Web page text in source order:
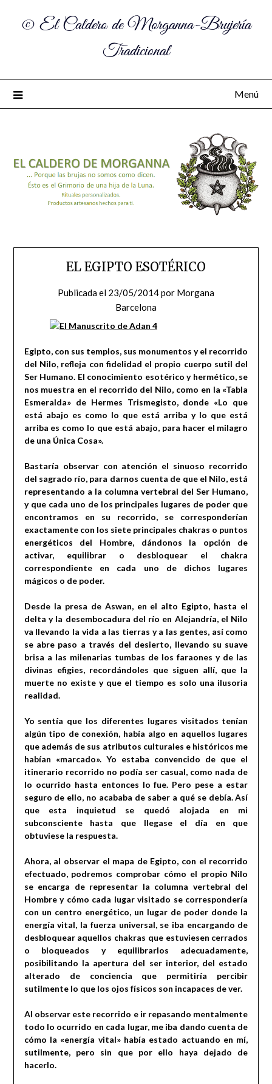
© El Caldero de Morganna-Brujería
Tradicional
Menú
EL EGIPTO ESOTÉRICO
Publicada el 23/05/2014por Morgana
Barcelona
Egipto, con sus templos, sus monumentos y el recorrido
del Nilo, refleja con fidelidad el propio cuerpo sutil del
Ser Humano. El conocimiento esotérico y hermético, se
nos muestra en el recorrido del Nilo, como en la «Tabla
Esmeralda» de Hermes Trismegisto, donde «Lo que
está abajo es como lo que está arriba y lo que está
arriba es como lo que está abajo, para hacer el milagro
de una Única Cosa».
Bastaría observar con atención el sinuoso recorrido
del sagrado río, para darnos cuenta de que el Nilo, está
representando a la columna vertebral del Ser Humano,
y que cada uno de los principales lugares de poder que
encontramos en su recorrido, se corresponderían
exactamente con los siete principales chakras o puntos
energéticos del Hombre, dándonos la opción de
activar, equilibrar o desbloquear el chakra
correspondiente en cada uno de dichos lugares
mágicos o de poder.
Desde la presa de Aswan, en el alto Egipto, hasta el
delta y la desembocadura del río en Alejandría, el Nilo
va llevando la vida a las tierras y a las gentes, así como
se abre paso a través del desierto, llevando su suave
brisa a las milenarias tumbas de los faraones y de las
divinas efigies, recordándoles que siguen allí, que la
muerte no existe y que el tiempo es solo una ilusoria
realidad.
Yo sentía que los diferentes lugares visitados tenían
algún tipo de conexión, había algo en aquellos lugares
que además de sus atributos culturales e históricos me
habían «marcado». Yo estaba convencido de que el
itinerario recorrido no podía ser casual, como nada de
lo ocurrido hasta entonces lo fue. Pero pese a estar
seguro de ello, no acababa de saber a qué se debía. Así
que esta inquietud se quedó alojada en mi
subconsciente hasta que llegase el día en que
obtuviese la respuesta.
Ahora, al observar el mapa de Egipto, con el recorrido
efectuado, podremos comprobar cómo el propio Nilo
se encarga de representar la columna vertebral del
Hombre y cómo cada lugar visitado se correspondería
con un centro energético, un lugar de poder donde la
energía vital, la fuerza universal, se iba encargando de
desbloquear aquellos chakras que estuviesen cerrados
o bloqueados y equilibrarlos adecuadamente,
posibilitando la apertura del ser interior, del estado
alterado de conciencia que permitiría percibir
sutilmente lo que los ojos físicos son incapaces de ver.
Al observar este recorrido e ir repasando mentalmente
todo lo ocurrido en cada lugar, me iba dando cuenta de
cómo la «energía vital» había estado actuando en mí,
sutilmente, pero sin que por ello haya dejado de
hacerlo.